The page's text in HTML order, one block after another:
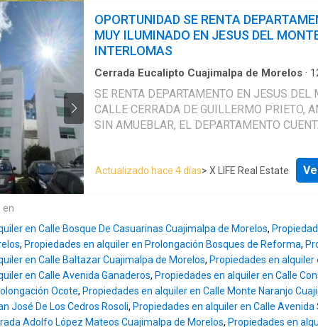
baño de visitas, closet para abrigos, 4
vestidor y baño completo, ático, 2 bodegas, 6
los coches, jardín alrededor de toda la casa ,
servicio con su baño, otro cuarto para visitas
para el chofer. Si es para renta, en el monto
incluye mantenimiento.
OPORTUNIDAD SE RENTA
MUY ILUMINADO EN JESUS DEL
INTERLOMAS
Cerrada Eucalipto Cuajimalpa de Morelos ·
Conserje·Cocina equipada ·Jardín·Gimnasio·
SE RENTA DEPARTAMENTO EN JESUS DEL
CALLE CERRADA DE GUILLERMO PRIETO,
SIN AMUEBLAR, EL DEPARTAMENTO
BAÑO, LA SEGUNDA COMPARTE BAÑO
SOCIAL, FAMILY, SALA-COMEDOR, COCINA
DE JUEGOS INFANTILES, AREA DE
DE FIESTAS, GIMNASIO,
VISITAS. EasyBroker ID: EB-WI0497
Actualizado hace 4 días> X LIFE Real Estate
en
en Calle Bosque De Casuarinas Cuajimalpa de Morelos,
, Propiedades en alquiler en Prolongación Bosques de Reforma,
en Calle Baltazar Cuajimalpa de Morelos, Propiedades en alquiler
en Calle Avenida Ganaderos, Propiedades en alquiler en Calle
Ocote, Propiedades en alquiler en Calle Monte Naranjo
José De Los Cedros Rosoli, Propiedades en alquiler en Calle Avenida
Adolfo López Mateos Cuajimalpa de Morelos, Propiedades en